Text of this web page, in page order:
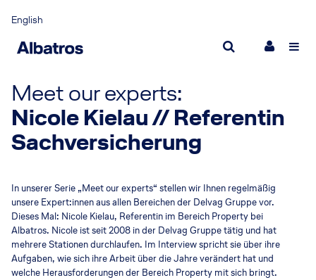
English
Partnerschaft für Erfolg
Was uns ausmacht
Management
Einstieg bei Albatros
Meet our experts:
Nicole Kielau // Referentin
Sachversicherung
In unserer Serie „Meet our experts“ stellen wir Ihnen regelmäßig
unsere Expert:innen aus allen Bereichen der Delvag Gruppe vor.
Dieses Mal: Nicole Kielau, Referentin im Bereich Property bei
Albatros. Nicole ist seit 2008 in der Delvag Gruppe tätig und hat
mehrere Stationen durchlaufen. Im Interview spricht sie über ihre
Aufgaben, wie sich ihre Arbeit über die Jahre verändert hat und
welche Herausforderungen der Bereich Property mit sich bringt.